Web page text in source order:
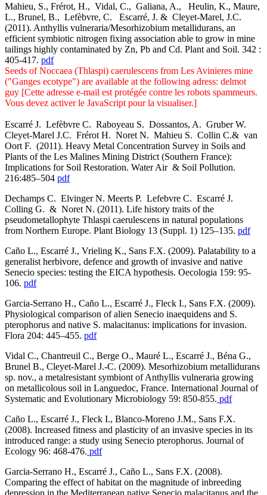
Mahieu, S., Frérot, H., Vidal, C., Galiana, A., Heulin, K., Maure,
L., Brunel, B., Lefèbvre, C. Escarré, J. & Cleyet-Marel, J.C.
(2011). Anthyllis vulneraria/Mesorhizobium metallidurans, an
efficient symbiotic nitrogen fixing association able to grow in mine
tailings highly contaminated by Zn, Pb and Cd. Plant and Soil. 342 :
405-417. pdf
Seeds of Noccaea (Thlaspi) caerulescens from Les Avinieres mine
("Ganges ecotype") are available at the following adress: delmot
guy [Cette adresse e-mail est protégée contre les robots spammeurs.
Vous devez activer le JavaScript pour la visualiser.]
Escarré J. Lefèbvre C. Raboyeau S. Dossantos, A. Gruber W.
Cleyet-Marel J.C. Frérot H. Noret N. Mahieu S. Collin C.& van
Oort F. (2011). Heavy Metal Concentration Survey in Soils and
Plants of the Les Malines Mining District (Southern France):
Implications for Soil Restoration. Water Air & Soil Pollution.
216:485–504 pdf
Dechamps C. Elvinger N. Meerts P. Lefebvre C. Escarré J.
Colling G. & Noret N. (2011). Life history traits of the
pseudometallophyte Thlaspi caerulescens in natural populations
from Northern Europe. Plant Biology 13 (Suppl. 1) 125–135. pdf
Caño L., Escarré J., Vrieling K., Sans F.X. (2009). Palatability to a
generalist herbivore, defence and growth of invasive and native
Senecio species: testing the EICA hypothesis. Oecologia 159: 95-
106. pdf
Garcia-Serrano H., Caño L., Escarré J., Fleck I., Sans F.X. (2009).
Physiological comparison of alien Senecio inaequidens and S.
pterophorus and native S. malacitanus: implications for invasion.
Flora 204: 445–455. pdf
Vidal C., Chantreuil C., Berge O., Mauré L., Escarré J., Béna G.,
Brunel B., Cleyet-Marel J.-C. (2009). Mesorhizobium metallidurans
sp. nov., a metalresistant symbiont of Anthyllis vulneraria growing
on metallicolous soil in Languedoc, France. International Journal of
Systematic and Evolutionary Microbiology 59: 850-855. pdf
Caño L., Escarré J., Fleck I., Blanco-Moreno J.M., Sans F.X.
(2008). Increased fitness and plasticity of an invasive species in its
introduced range: a study using Senecio pterophorus. Journal of
Ecology 96: 468-476. pdf
Garcia-Serrano H., Escarré J., Caño L., Sans F.X. (2008).
Comparing the effect of habitat on the magnitude of inbreeding
depression in the Mediterranean native Senecio malacitanus and the